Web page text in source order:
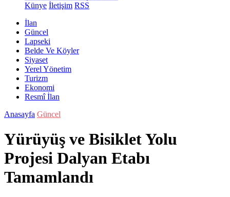
Künye İletişim RSS
İlan
Güncel
Lapseki
Belde Ve Köyler
Siyaset
Yerel Yönetim
Turizm
Ekonomi
Resmî İlan
Anasayfa Güncel
Yürüyüş ve Bisiklet Yolu
Projesi Dalyan Etabı
Tamamlandı